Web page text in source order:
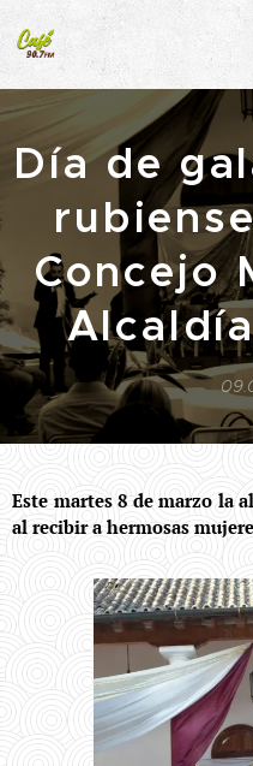
Día de
Concejo
Este martes 8 de marzo la
al recibir a hermosas